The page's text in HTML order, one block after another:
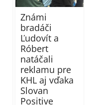
Známi
bradáči
Ľudovít a
Róbert
natáčali
reklamu pre
KHL aj vďaka
Slovan
Positive